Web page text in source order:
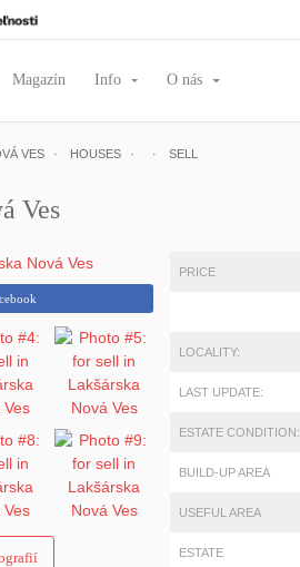
Magazín Info O nás
VES HOUSES SELL
Ves
PRICE
LOCALITY:
LAST UPDATE:
ESTATE CONDITION:
BUILD-UP AREA
USEFUL AREA
ESTATE